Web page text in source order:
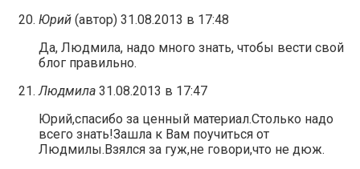
Юрий (автор) 31.08.2013 в 17:48
Да, Людмила, надо много знать, чтобы вести свой
блог правильно.
Людмила 31.08.2013 в 17:47
Юрий,спасибо за ценный материал.Столько надо
всего знать!Зашла к Вам поучиться от
Людмилы.Взялся за гуж,не говори,что не дюж.